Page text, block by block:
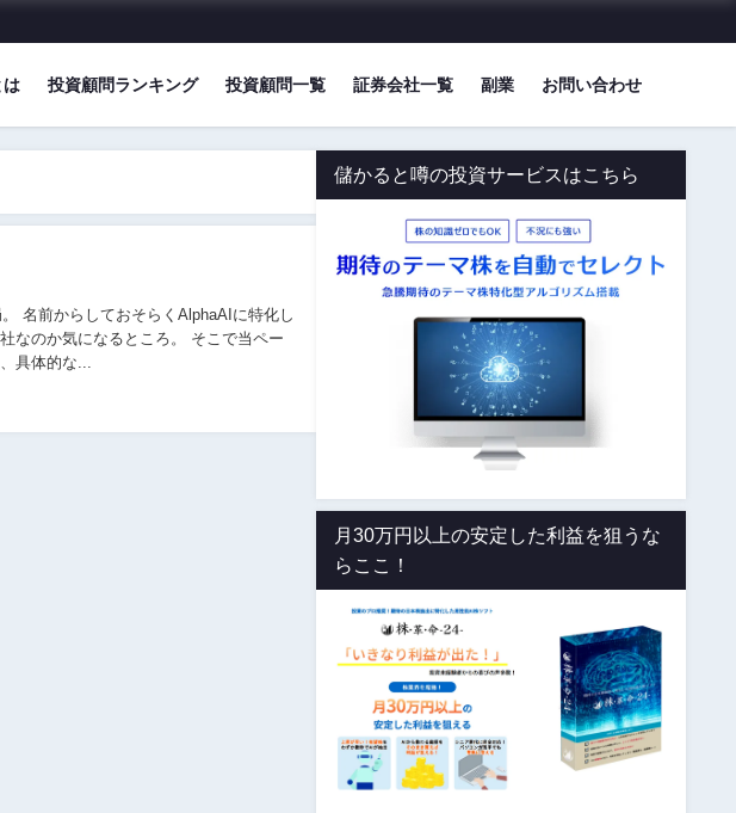
は 投資顧問ランキング 投資顧問一覧 証券会社一覧 副業 お問い合わせ
し
なのか気になるところ。 そこで当ペー
具体的な...
儲かると噂の投資サービスはこちら
月30万円以上の安定した利益を狙うな
らここ！